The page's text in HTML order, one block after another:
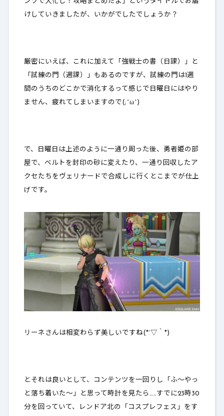
けしていきましたが、いかがでしたでしょうか？
厳密にいえば、これに加えて「強戦士の書（日課）」と
「試練の門（週課）」もあるのですが、試練の門は1週
間のうちのどこかで消化するって感じで日曜日にはやり
ません、疲れてしまいますので(;^ω^)
で、日曜日は上述のように一通り周った後、勇者姫の部
屋で、ベルトを封印の砂に変えたり、一通り回収したア
クセたちをヴェリナードで合成しに行くとこまでが仕上
げです。
リーネさんは相変わらず美しいですね(*´▽｀*)
とそれは良いとして、コンテンツを一回りし「ふ～やっ
と落ち着いた～」と思って時計を見たら……すでに23時30
分を回っていて、レンドア北の「コスプレフェス」をす